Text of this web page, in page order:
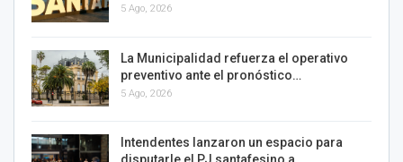
5 Ago, 2026
La Municipalidad refuerza el operativo
preventivo ante el pronóstico…
5 Ago, 2026
Intendentes lanzaron un espacio para